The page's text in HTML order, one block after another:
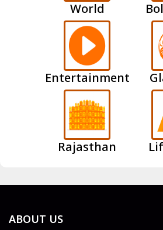
World
Entertainment
Rajasthan
ABOUT US